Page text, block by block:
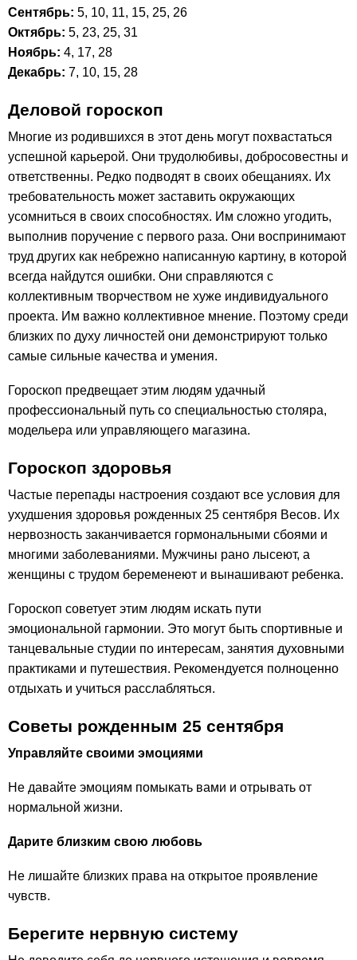
Сентябрь: 5, 10, 11, 15, 25, 26
Октябрь: 5, 23, 25, 31
Ноябрь: 4, 17, 28
Декабрь: 7, 10, 15, 28
Деловой гороскоп
Многие из родившихся в этот день могут похвастаться
успешной карьерой. Они трудолюбивы, добросовестны и
ответственны. Редко подводят в своих обещаниях. Их
требовательность может заставить окружающих
усомниться в своих способностях. Им сложно угодить,
выполнив поручение с первого раза. Они воспринимают
труд других как небрежно написанную картину, в которой
всегда найдутся ошибки. Они справляются с
коллективным творчеством не хуже индивидуального
проекта. Им важно коллективное мнение. Поэтому среди
близких по духу личностей они демонстрируют только
самые сильные качества и умения.
Гороскоп предвещает этим людям удачный
профессиональный путь со специальностью столяра,
модельера или управляющего магазина.
Гороскоп здоровья
Частые перепады настроения создают все условия для
ухудшения здоровья рожденных 25 сентября Весов. Их
нервозность заканчивается гормональными сбоями и
многими заболеваниями. Мужчины рано лысеют, а
женщины с трудом беременеют и вынашивают ребенка.
Гороскоп советует этим людям искать пути
эмоциональной гармонии. Это могут быть спортивные и
танцевальные студии по интересам, занятия духовными
практиками и путешествия. Рекомендуется полноценно
отдыхать и учиться расслабляться.
Советы рожденным 25 сентября
Управляйте своими эмоциями
Не давайте эмоциям помыкать вами и отрывать от
нормальной жизни.
Дарите близким свою любовь
Не лишайте близких права на открытое проявление
чувств.
Берегите нервную систему